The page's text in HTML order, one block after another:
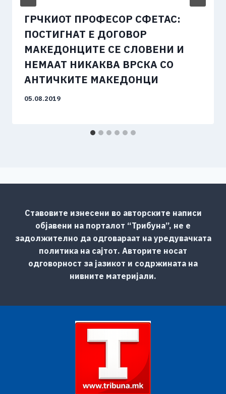
ГРЧКИОТ ПРОФЕСОР СФЕТАС:
ПОСТИГНАТ Е ДОГОВОР
МАКЕДОНЦИТЕ СЕ СЛОВЕНИ И
НЕМААТ НИКАКВА ВРСКА СО
АНТИЧКИТЕ МАКЕДОНЦИ
05.08.2019
Ставовите изнесени во авторските написи
објавени на порталот “Трибуна”, не е
задолжително да одговараат на уредувачката
политика на сајтот. Авторите носат
одговорност за јазикот и содржината на
нивните материјали.